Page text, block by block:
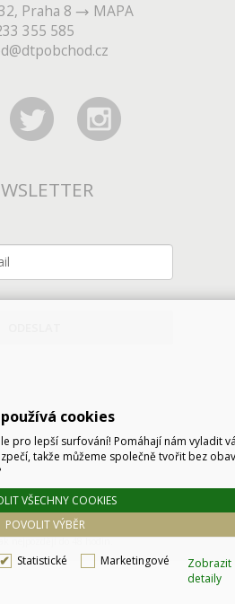
Praha 8
MAPA
355 585
s.r.o.
povinen vystavit kupujícímu účtenku. Zároveň
u správce daně online, v případě technického
cookies
pro lepší surfování! Pomáhají nám vyladit
takže můžeme společně tvořit bez
POVOLIT VÝBĚR
VŠECHNY COOKIES
Statistické
Marketingové
Zobrazit
detaily